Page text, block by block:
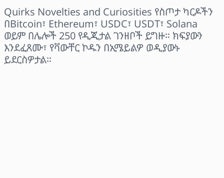
Quirks Novelties and Curiosities የስጦታ ካርዶችን
በBitcoin፣ Ethereum፣ USDC፣ USDT፣ Solana
ወይም በሌሎች 250 የዲጂታል ገንዘቦች ይግዙ። ክፍያውን
እንደፈጸሙ፣ የቫውቸር ኮዱን በኢሜይልዎ ወዲያውኑ
ይደርስዎታል።